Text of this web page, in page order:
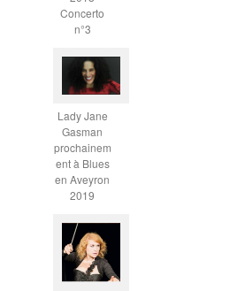
Concerto
n°3
Lady Jane
Gasman
prochainem
ent à Blues
en Aveyron
2019